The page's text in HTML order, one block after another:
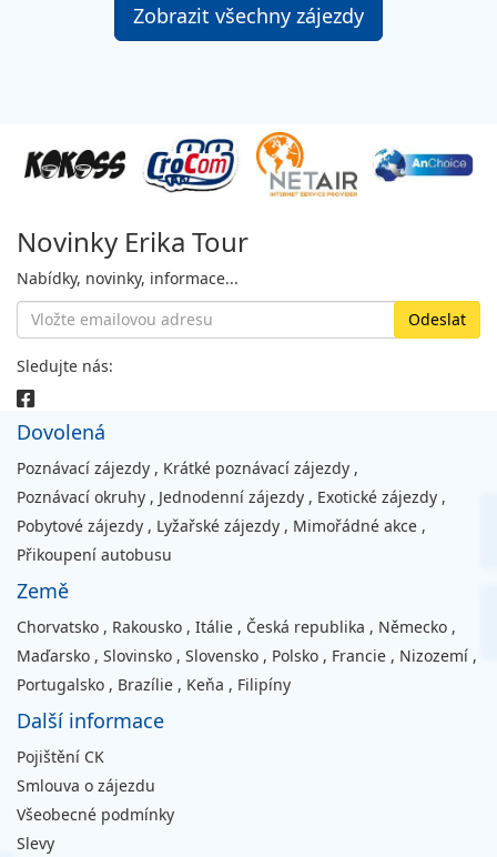
Zobrazit všechny zájezdy
Novinky Erika Tour
Nabídky, novinky, informace...
Sledujte nás:
Dovolená
Poznávací zájezdy , Krátké poznávací zájezdy ,
Poznávací okruhy , Jednodenní zájezdy , Exotické zájezdy ,
Pobytové zájezdy , Lyžařské zájezdy , Mimořádné akce ,
Přikoupení autobusu
Země
Chorvatsko , Rakousko , Itálie , Česká republika , Německo ,
Maďarsko , Slovinsko , Slovensko , Polsko , Francie , Nizozemí ,
Portugalsko , Brazílie , Keňa , Filipíny
Další informace
Pojištění CK
Smlouva o zájezdu
Všeobecné podmínky
Slevy